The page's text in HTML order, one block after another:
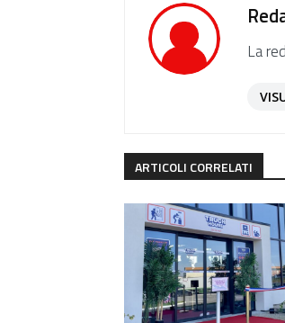
La
ARTICOLI CORRELATI